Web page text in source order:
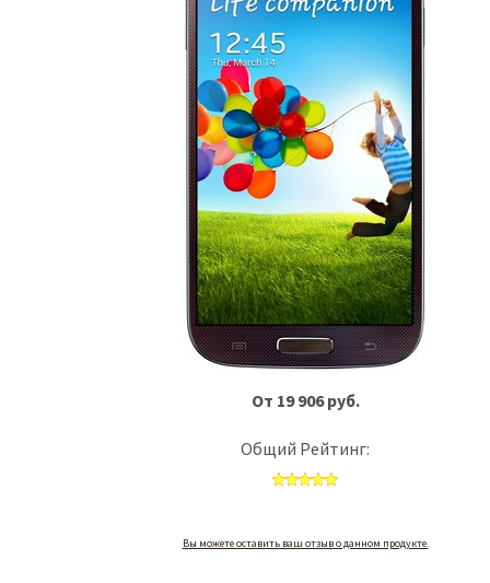
От 19 906 руб.
Общий Рейтинг:
Вы можете оставить ваш отзыв о данном продукте.